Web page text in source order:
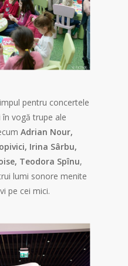
pentru concertele
vogă trupe ale
Adrian Nour,
Irina Sârbu,
Teodora Spînu,
lumi sonore menite
pe cei mici.